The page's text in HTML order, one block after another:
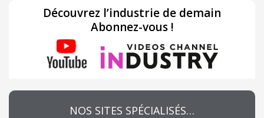
Découvrez l’industrie de demain
Abonnez-vous !
NOS SITES SPÉCIALISÉS…